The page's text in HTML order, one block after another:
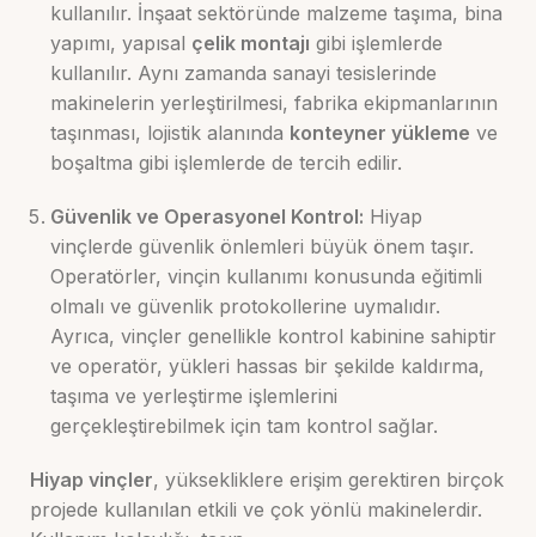
kullanılır. İnşaat sektöründe malzeme taşıma, bina
yapımı, yapısal çelik montajı gibi işlemlerde
kullanılır. Aynı zamanda sanayi tesislerinde
makinelerin yerleştirilmesi, fabrika ekipmanlarının
taşınması, lojistik alanında konteyner yükleme ve
boşaltma gibi işlemlerde de tercih edilir.
Güvenlik ve Operasyonel Kontrol: Hiyap
vinçlerde güvenlik önlemleri büyük önem taşır.
Operatörler, vinçin kullanımı konusunda eğitimli
olmalı ve güvenlik protokollerine uymalıdır.
Ayrıca, vinçler genellikle kontrol kabinine sahiptir
ve operatör, yükleri hassas bir şekilde kaldırma,
taşıma ve yerleştirme işlemlerini
gerçekleştirebilmek için tam kontrol sağlar.
Hiyap vinçler, yüksekliklere erişim gerektiren birçok
projede kullanılan etkili ve çok yönlü makinelerdir.